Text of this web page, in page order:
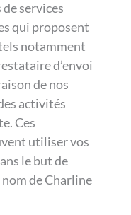
services
qui proposent
notamment
d’envoi
de nos
activités
Ces
utiliser vos
le but de
de Charline